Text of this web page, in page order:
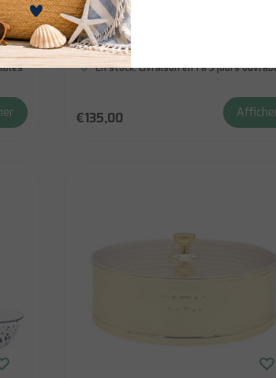
pièces (Non avec tasse incluse)
En stock:Livraison en 1 à 3 jours
€135,00